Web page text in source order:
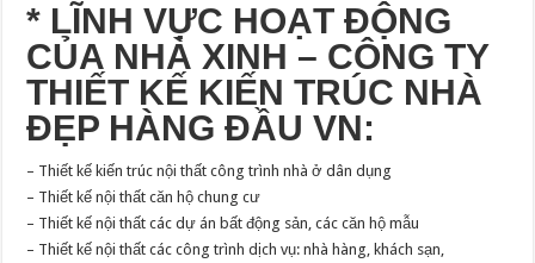
* LĨNH VỰC HOẠT ĐỘNG
CỦA NHÀ XINH – CÔNG TY
THIẾT KẾ KIẾN TRÚC NHÀ
ĐẸP HÀNG ĐẦU VN:
– Thiết kế kiến trúc nội thất công trình nhà ở dân dụng
– Thiết kế nội thất căn hộ chung cư
– Thiết kế nội thất các dự án bất động sản, các căn hộ mẫu
– Thiết kế nội thất các công trình dịch vụ: nhà hàng, khách sạn,